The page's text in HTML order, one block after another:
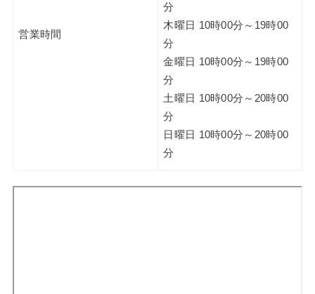
営業時間
分
木曜日 10時00分～19時00
分
金曜日 10時00分～19時00
分
土曜日 10時00分～20時00
分
日曜日 10時00分～20時00
分